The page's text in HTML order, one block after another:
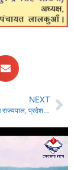
NEXT
मां नयना देवी मंदिर पहुंचे राज्यपाल, प्रदेश की सुख-समृद्धि की कामना की